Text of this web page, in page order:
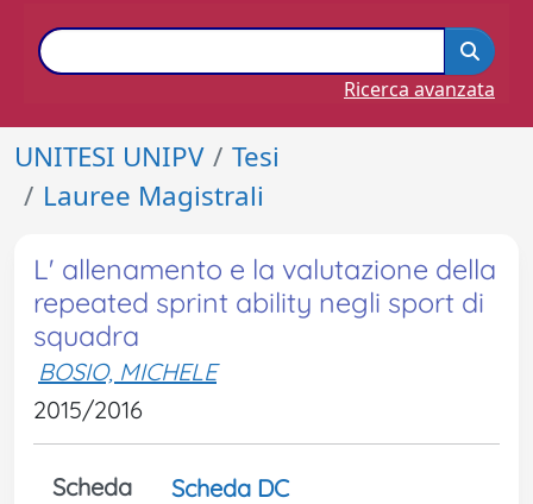
Ricerca avanzata
UNITESI UNIPV
Tesi
Lauree Magistrali
L' allenamento e la valutazione della
repeated sprint ability negli sport di
squadra
BOSIO, MICHELE
2015/2016
Scheda Scheda DC